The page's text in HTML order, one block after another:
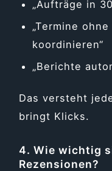
„Aufträge in
„Termine
koordinieren“
„Berichte
Das versteht
bringt Klicks.
4. Wie wichtig
Rezensionen?